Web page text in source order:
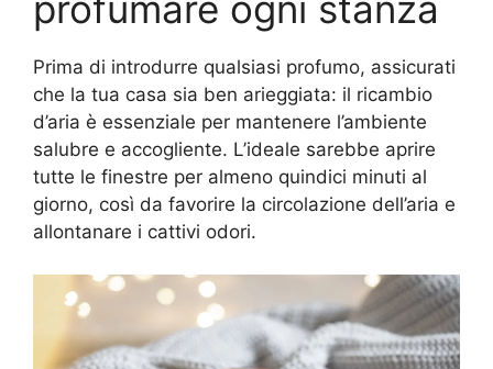
Prima di introdurre qualsiasi profumo, assicurati
che la tua casa sia ben arieggiata: il ricambio
d’aria è essenziale per mantenere l’ambiente
salubre e accogliente. L’ideale sarebbe aprire
tutte le finestre per almeno quindici minuti al
giorno, così da favorire la circolazione dell’aria e
allontanare i cattivi odori.